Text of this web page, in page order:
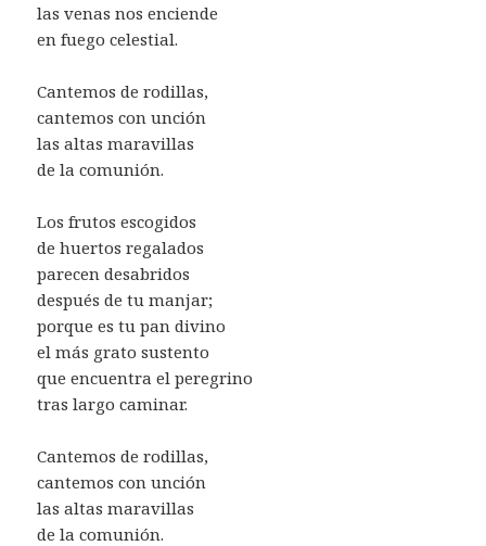
las venas nos enciende
en fuego celestial.
Cantemos de rodillas,
cantemos con unción
las altas maravillas
de la comunión.
Los frutos escogidos
de huertos regalados
parecen desabridos
después de tu manjar;
porque es tu pan divino
el más grato sustento
que encuentra el peregrino
tras largo caminar.
Cantemos de rodillas,
cantemos con unción
las altas maravillas
de la comunión.